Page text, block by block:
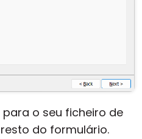
o seu ficheiro de
do formulário.